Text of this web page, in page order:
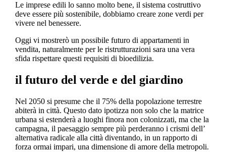
Le imprese edili lo sanno molto bene, il sistema costruttivo
deve essere più sostenibile, dobbiamo creare zone verdi per
vivere nel benessere.
Oggi vi mostrerò un possibile futuro di appartamenti in
vendita, naturalmente per le ristrutturazioni sara una vera
sfida rispettare questi requisiti di bioedilizia.
il futuro del verde e del giardino
Nel 2050 si presume che il 75% della popolazione terrestre
abiterà in città. Questo dato ipotizza non solo che la matrice
urbana si estenderà a luoghi finora non colonizzati, ma che la
campagna, il paesaggio sempre più perderanno i crismi dell’
alternativa radicale alla città diventando, in un rapporto di
forza ormai impari, una dimensione di amore della metropoli.